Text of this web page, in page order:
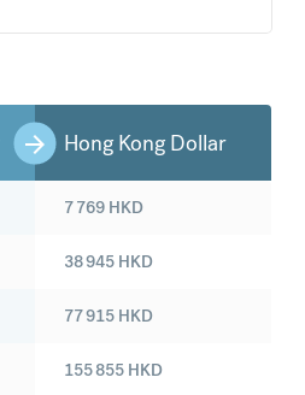
Hong Kong Dollar
7 769 HKD
38 945 HKD
77 915 HKD
155 855 HKD